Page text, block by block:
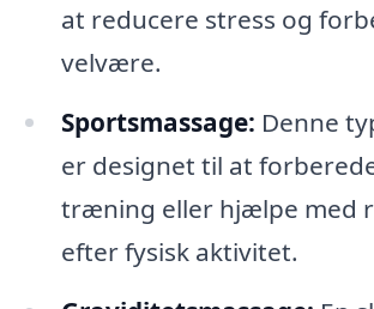
at reducere stress og
velvære.
Sportsmassage: Denne
er designet til at
træning eller hjælpe med
efter fysisk aktivitet.